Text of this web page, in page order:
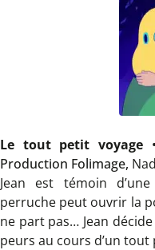
Le tout petit voyage
Production Folimage,
Jean est témoin
perruche peut ouvrir la
ne part pas… Jean
peurs au cours d’un tout